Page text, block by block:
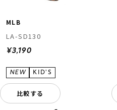
MLB
LA-SD130
¥3,190
比較する